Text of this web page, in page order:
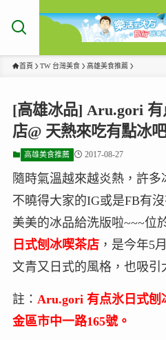
首頁 TW 台灣美食 高雄美食推薦
[高雄冰品] Aru.gori
店@ 天熱來吃有點冰
高雄美食推薦 2017-08-27
隨時氣溫越來越炎熱，許多
不曉得大家的IG或是FB有
美美的冰品給洗版啦~~~位
日式刨冰喫茶店，是今年5
文青又日式的風格，也吸引
註： Aru.gori 有点氷日式刨
金區市中一路165號。